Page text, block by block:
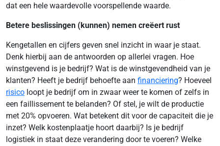
dat een hele waardevolle voorspellende waarde.
Betere beslissingen (kunnen) nemen creëert rust
Kengetallen en cijfers geven snel inzicht in waar je staat.
Denk hierbij aan de antwoorden op allerlei vragen. Hoe
winstgevend is je bedrijf? Wat is de winstgevendheid van je
klanten? Heeft je bedrijf behoefte aan financiering? Hoeveel
risico loopt je bedrijf om in zwaar weer te komen of zelfs in
een faillissement te belanden? Of stel, je wilt de productie
met 20% opvoeren. Wat betekent dit voor de capaciteit die je
inzet? Welk kostenplaatje hoort daarbij? Is je bedrijf
logistiek in staat deze verandering door te voeren? Welke